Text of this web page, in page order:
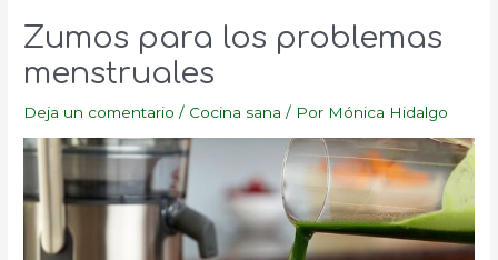
Zumos para los problemas
menstruales
Deja un comentario / Cocina sana / Por Mónica Hidalgo